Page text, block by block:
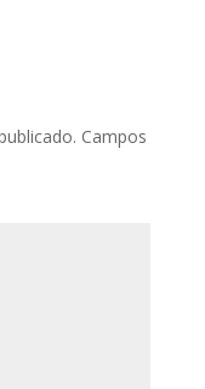
Campos